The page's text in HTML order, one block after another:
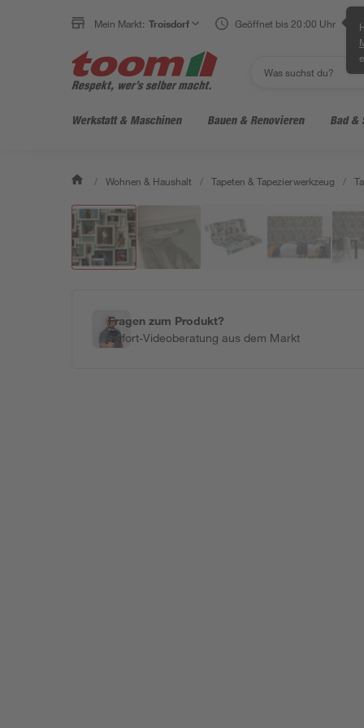
Mein Markt: Troisdorf Geöffnet bis 20:00 Uhr
Werkstatt & Maschinen Bauen & Renovieren Bad &
/ Wohnen & Haushalt / Tapeten & Tapezierwerkzeug /
Fragen zum Produkt?
Sofort-Videoberatung aus dem Markt